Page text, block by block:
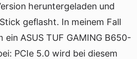
heruntergeladen und
geflasht. In meinem Fall
ein ASUS TUF GAMING B650-
PCIe 5.0 wird bei diesem